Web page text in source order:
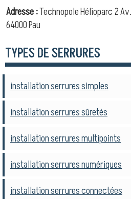
Adresse :Technopole Hélioparc 2
64000 Pau
TYPES DE SERRURES
installation serrures simples
installation serrures sûretés
installation serrures multipoints
installation serrures numériques
installation serrures connectées